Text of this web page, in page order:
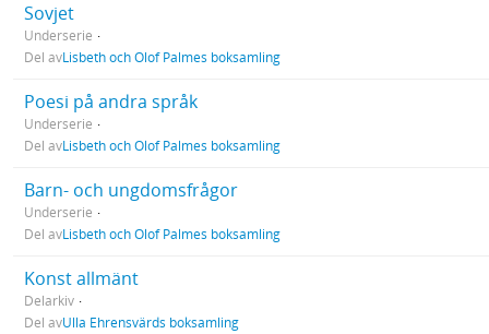
Sovjet
Underserie
Del avLisbeth och Olof Palmes boksamling
Poesi på andra språk
Underserie
Del avLisbeth och Olof Palmes boksamling
Barn- och ungdomsfrågor
Underserie
Del avLisbeth och Olof Palmes boksamling
Konst allmänt
Delarkiv
Del avUlla Ehrensvärds boksamling